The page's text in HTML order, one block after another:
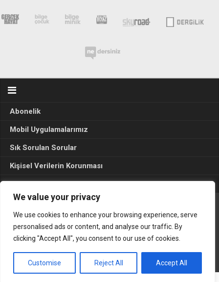
We value your privacy
We use cookies to enhance your browsing experience, serve
personalised ads or content, and analyse our traffic. By
clicking "Accept All", you consent to our use of cookies.
Customise Reject All Accept All
Abonelik
Mobil Uygulamalarımız
Sık Sorulan Sorular
Kişisel Verilerin Korunması
Seçim Sonuçları 2024
Gerçek Hayat © 2015. Her hakkı sakldır.